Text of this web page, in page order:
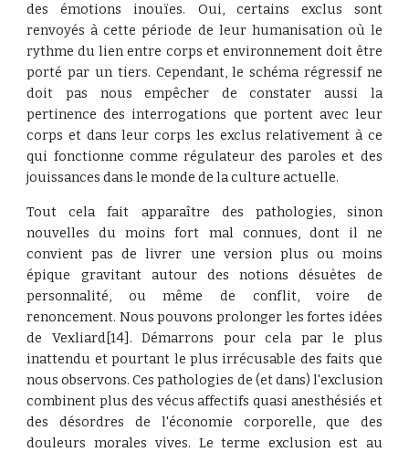
des émotions inouïes. Oui, certains exclus sont
renvoyés à cette période de leur humanisation où le
rythme du lien entre corps et environnement doit être
porté par un tiers. Cependant, le schéma régressif ne
doit pas nous empêcher de constater aussi la
pertinence des interrogations que portent avec leur
corps et dans leur corps les exclus relativement à ce
qui fonctionne comme régulateur des paroles et des
jouissances dans le monde de la culture actuelle.
Tout cela fait apparaître des pathologies, sinon
nouvelles du moins fort mal connues, dont il ne
convient pas de livrer une version plus ou moins
épique gravitant autour des notions désuètes de
personnalité, ou même de conflit, voire de
renoncement. Nous pouvons prolonger les fortes idées
de Vexliard[14]. Démarrons pour cela par le plus
inattendu et pourtant le plus irrécusable des faits que
nous observons. Ces pathologies de (et dans) l'exclusion
combinent plus des vécus affectifs quasi anesthésiés et
des désordres de l'économie corporelle, que des
douleurs morales vives. Le terme exclusion est au